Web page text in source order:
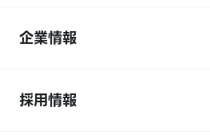
企業情報
採用情報